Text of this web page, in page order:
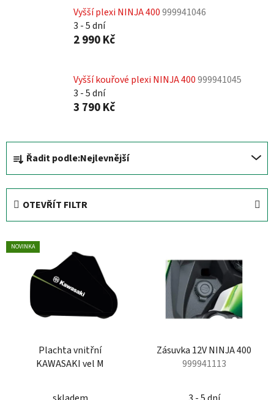
Vyšší plexi NINJA 400999941046
3 - 5 dní
2 990 Kč
Vyšší kouřové plexi NINJA 400999941045
3 - 5 dní
3 790 Kč
Ř
a
z
p
Řadit podle:Nejlevnější
OTEVŘÍT FILTR
V
ý
NOVINKA
Plachta vnitřní
KAWASAKI vel M
Zásuvka 12V NINJA 400
999941113